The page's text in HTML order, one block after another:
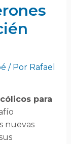
/ Por Rafael
para
nuevas